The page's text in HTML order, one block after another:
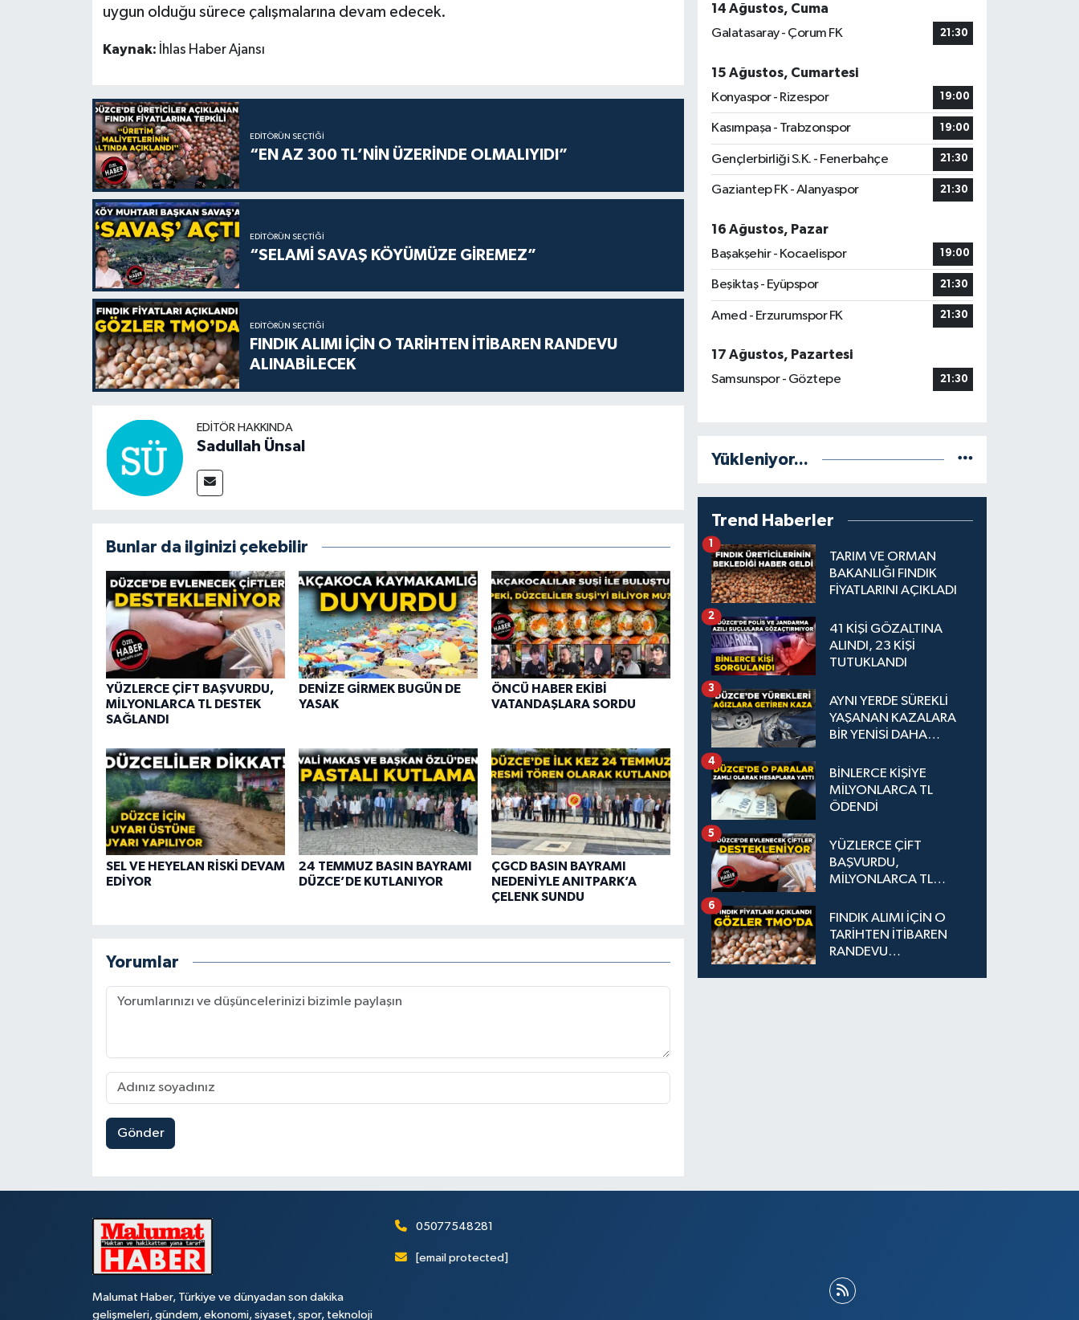
uygun olduğu sürece çalışmalarına devam edecek.
Kaynak: İhlas Haber Ajansı
EDITÖRÜN SEÇTIĞI
“EN AZ 300 TL’NİN ÜZERİNDE OLMALIYIDI”
EDITÖRÜN SEÇTIĞI
“SELAMİ SAVAŞ KÖYÜMÜZE GİREMEZ”
EDITÖRÜN SEÇTIĞI
FINDIK ALIMI İÇİN O TARİHTEN İTİBAREN RANDEVU
ALINABİLECEK
EDITÖR HAKKINDA
Sadullah Ünsal
Bunlar da ilginizi çekebilir
YÜZLERCE ÇİFT BAŞVURDU,
MİLYONLARCA TL DESTEK
SAĞLANDI
DENİZE GİRMEK BUGÜN DE
YASAK
ÖNCÜ HABER EKİBİ
VATANDAŞLARA SORDU
SEL VE HEYELAN RİSKİ DEVAM
EDİYOR
24 TEMMUZ BASIN BAYRAMI
DÜZCE’DE KUTLANIYOR
ÇGCD BASIN BAYRAMI
NEDENİYLE ANITPARK’A
ÇELENK SUNDU
Yorumlar
Gönder
14 Ağustos, Cuma
Galatasaray - Çorum FK
21:30
15 Ağustos, Cumartesi
Konyaspor - Rizespor
19:00
Kasımpaşa - Trabzonspor 19:00
Gençlerbirliği S.K. - Fenerbahçe 21:30
Gaziantep FK - Alanyaspor 21:30
16 Ağustos, Pazar
Başakşehir - Kocaelispor
19:00
Beşiktaş - Eyüpspor 21:30
Amed - Erzurumspor FK 21:30
17 Ağustos, Pazartesi
Samsunspor - Göztepe
21:30
Yükleniyor...
Trend Haberler
TARIM VE ORMAN
BAKANLIĞI FINDIK
FİYATLARINI AÇIKLADI
1
41 KİŞİ GÖZALTINA
ALINDI, 23 KİŞİ
TUTUKLANDI
2
AYNI YERDE SÜREKLİ
YAŞANAN KAZALARA
BİR YENİSİ DAHA
3
BİNLERCE KİŞİYE
MİLYONLARCA TL
ÖDENDİ
4
YÜZLERCE ÇİFT
BAŞVURDU,
MİLYONLARCA TL
5
FINDIK ALIMI İÇİN O
TARİHTEN İTİBAREN
RANDEVU
6
Malumat Haber, Türkiye ve dünyadan son dakika
gelişmeleri, gündem, ekonomi, siyaset, spor, teknoloji
05077548281
[email protected]